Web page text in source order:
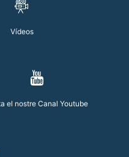
Vídeos
el nostre Canal Youtube